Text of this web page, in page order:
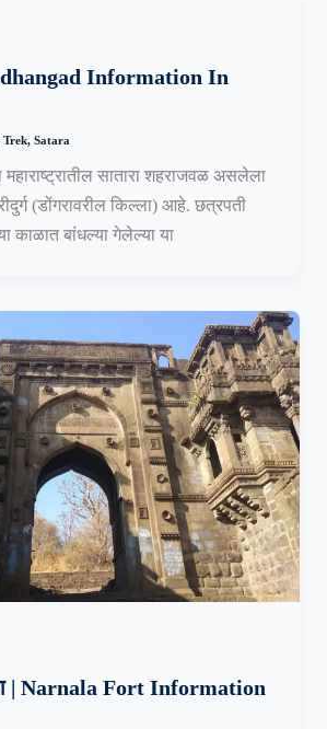
Information In
Trek, Satara
महाराष्ट्रातील सातारा शहराजवळ असलेला
(डोंगरावरील किल्ला) आहे. छत्रपती
काळात बांधल्या गेलेल्या या
| Narnala Fort Information